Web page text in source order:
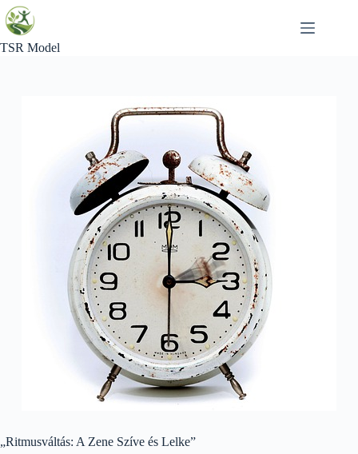
Skip
to
content
TSR Model
„Ritmusváltás: A Zene Szíve és Lelke”